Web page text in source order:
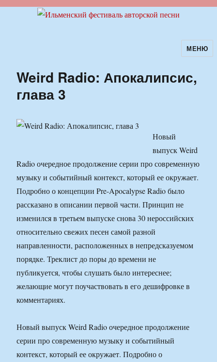
Ильменский фестиваль авторской
песни
МЕНЮ
Weird Radio: Апокалипсис,
глава 3
Новый
выпуск Weird
Radio очередное продолжение серии про современную
музыку и событийный контекст, который ее окружает.
Подробно о концепции Pre-Apocalypse Radio было
рассказано в описании первой части. Принцип не
изменился в третьем выпуске снова 30 нероссийских
относительно свежих песен самой разной
направленности, расположенных в непредсказуемом
порядке. Треклист до поры до времени не
публикуется, чтобы слушать было интереснее;
желающие могут поучаствовать в его дешифровке в
комментариях.
Новый выпуск Weird Radio очередное продолжение
серии про современную музыку и событийный
контекст, который ее окружает. Подробно о